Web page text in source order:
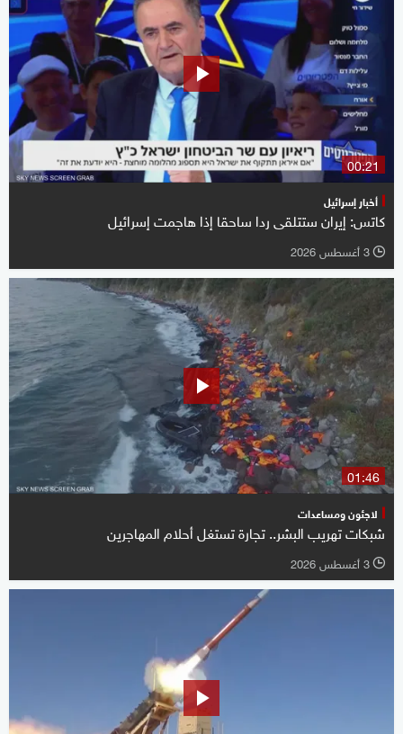
00:21
أخبار إسرائيل
كاتس: إيران ستتلقى ردا ساحقا إذا هاجمت إسرائيل
l 3 أغسطس 2026
01:46
لاجئون ومساعدات
شبكات تهريب البشر.. تجارة تستغل أحلام المهاجرين
l 3 أغسطس 2026